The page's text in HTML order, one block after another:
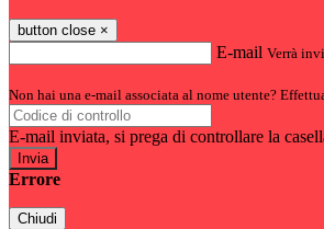
button close ×
E-mail Verrà
Non hai una e-mail associata al nome utente?
E-mail inviata, si prega di controllare la
Errore
Chiudi